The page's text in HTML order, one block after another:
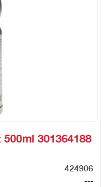
301364188
424906
---